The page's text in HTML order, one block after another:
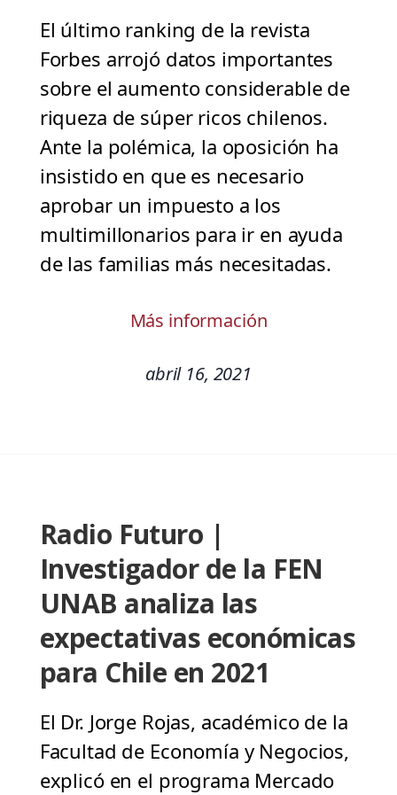
El último ranking de la revista
Forbes arrojó datos importantes
sobre el aumento considerable de
riqueza de súper ricos chilenos.
Ante la polémica, la oposición ha
insistido en que es necesario
aprobar un impuesto a los
multimillonarios para ir en ayuda
de las familias más necesitadas.
Más información
abril 16, 2021
Radio Futuro |
Investigador de la FEN
UNAB analiza las
expectativas económicas
para Chile en 2021
El Dr. Jorge Rojas, académico de la
Facultad de Economía y Negocios,
explicó en el programa Mercado